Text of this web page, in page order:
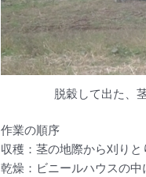
脱穀して出た、
作業の順序
収穫：茎の地際から刈りと
乾燥：ビニールハウスの中